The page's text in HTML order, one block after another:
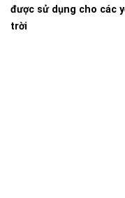
được sử dụng cho các
trời